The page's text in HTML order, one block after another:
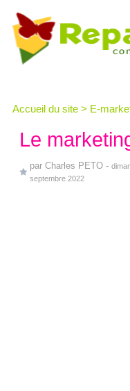
Accueil du site > E-
Le
par Charles PETO -
septembre 2022